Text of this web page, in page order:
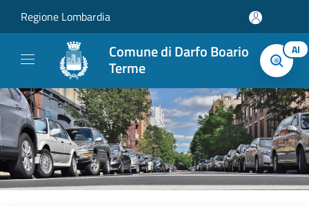
Regione Lombardia
Comune di Darfo Boario
Terme
AI